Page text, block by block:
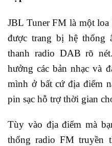
JBL Tuner FM là một
được trang bị hệ thống
thanh radio DAB rõ
hưởng các bản nhạc và
mình ở bất cứ địa điểm
pin sạc hỗ trợ thời gian
Tùy vào địa điểm mà
thống radio FM truyền